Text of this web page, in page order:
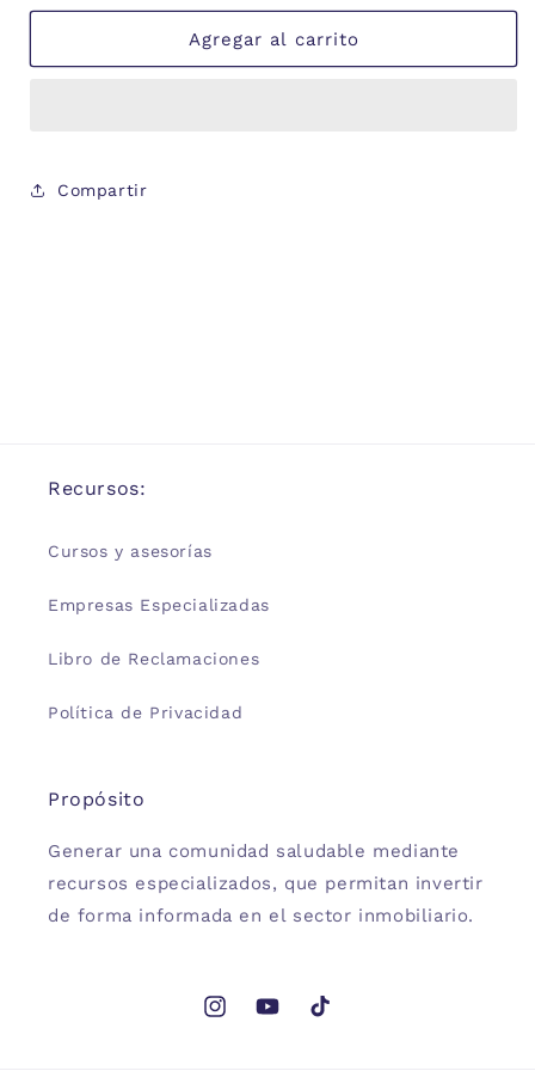
Agregar al carrito
Compartir
Recursos:
Cursos y asesorías
Empresas Especializadas
Libro de Reclamaciones
Política de Privacidad
Propósito
Generar una comunidad saludable mediante
recursos especializados, que permitan invertir
de forma informada en el sector inmobiliario.
InstagramYouTubeTikTok